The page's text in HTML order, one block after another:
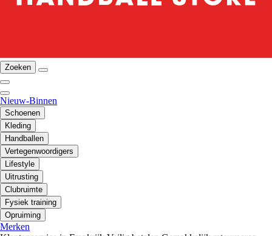
Zoeken
Nieuw-Binnen
Schoenen
Kleding
Handballen
Vertegenwoordigers
Lifestyle
Uitrusting
Clubruimte
Fysiek training
Opruiming
Merken